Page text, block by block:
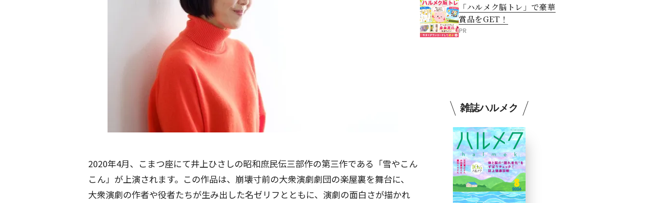
2020年4月、こまつ座にて井上ひさしの昭和庶民伝三部作の第三作である「雪やこん
こん」が上演されます。この作品は、崩壊寸前の大衆演劇劇団の楽屋裏を舞台に、
大衆演劇の作者や役者たちが生み出した名ゼリフとともに、演劇の面白さが描かれ
「ハルメク脳トレ」で豪華
賞品をGET！
PR
雑誌ハルメク